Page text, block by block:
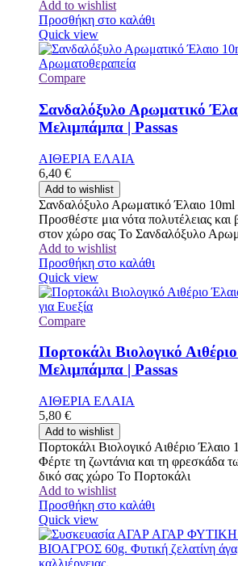
Add to wishlist
Προσθήκη στο καλάθι
Quick view
Compare
Σανδαλόξυλο Αρωματικό
Μελιμπάμπα | Passas
ΑΙΘΕΡΙΑ ΕΛΑΙΑ
6,40 €
Add to wishlist
Σανδαλόξυλο Αρωματικό Έλαιο
Προσθέστε μια νότα πολυτέλειας και
στον χώρο σας Το Σανδαλόξυλο
Add to wishlist
Προσθήκη στο καλάθι
Quick view
Compare
Πορτοκάλι Βιολογικό
Μελιμπάμπα | Passas
ΑΙΘΕΡΙΑ ΕΛΑΙΑ
5,80 €
Add to wishlist
Πορτοκάλι Βιολογικό Αιθέριο
Φέρτε τη ζωντάνια και τη φρεσκάδα
δικό σας χώρο Το Πορτοκάλι
Add to wishlist
Προσθήκη στο καλάθι
Quick view